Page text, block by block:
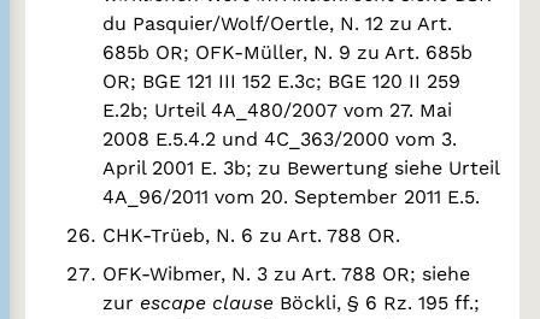
du Pasquier/Wolf/Oertle, N. 12 zu Art.
685b OR; OFK-Müller, N. 9 zu Art. 685b
OR; BGE 121 III 152 E.3c; BGE 120 II 259
E.2b; Urteil 4A_480/2007 vom 27. Mai
2008 E.5.4.2 und 4C_363/2000 vom 3.
April 2001 E. 3b; zu Bewertung siehe Urteil
4A_96/2011 vom 20. September 2011 E.5.
CHK-Trüeb, N. 6 zu Art. 788 OR.
OFK-Wibmer, N. 3 zu Art. 788 OR; siehe
zur escape clause Böckli, § 6 Rz. 195 ff.;